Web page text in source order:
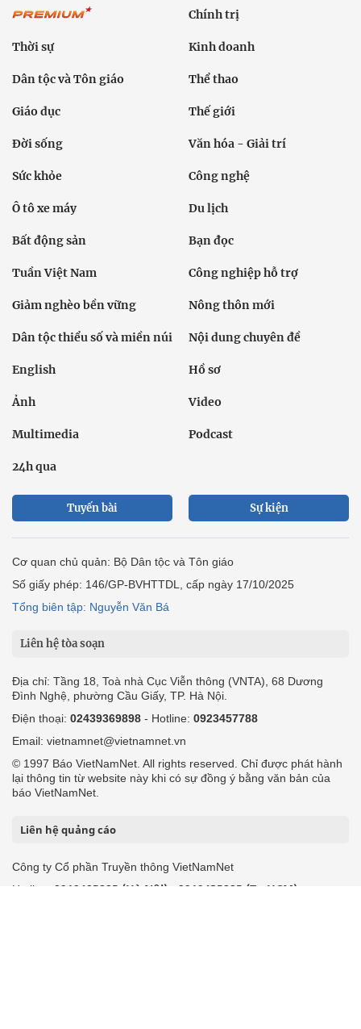
Chính trị
Thời sự Kinh doanh
Dân tộc và Tôn giáo Thể thao
Giáo dục Thế giới
Đời sống Văn hóa - Giải trí
Sức khỏe Công nghệ
Ô tô xe máy Du lịch
Bất động sản Bạn đọc
Tuần Việt Nam Công nghiệp hỗ trợ
Giảm nghèo bền vững Nông thôn mới
Dân tộc thiểu số và miền núi Nội dung chuyên đề
English Hồ sơ
Ảnh Video
Multimedia Podcast
24h qua
Tuyến bài Sự kiện
Cơ quan chủ quản: Bộ Dân tộc và Tôn giáo
Số giấy phép: 146/GP-BVHTTDL, cấp ngày 17/10/2025
Tổng biên tập: Nguyễn Văn Bá
Liên hệ tòa soạn
Địa chỉ: Tầng 18, Toà nhà Cục Viễn thông (VNTA), 68 Dương
Đình Nghệ, phường Cầu Giấy, TP. Hà Nội.
Điện thoại: 02439369898 - Hotline: 0923457788
Email: vietnamnet@vietnamnet.vn
© 1997 Báo VietNamNet. All rights reserved. Chỉ được phát hành
lại thông tin từ website này khi có sự đồng ý bằng văn bản của
báo VietNamNet.
Liên hệ quảng cáo
Công ty Cổ phần Truyền thông VietNamNet
Hotline: 0919405885 (Hà Nội) 0919435885 (Tp.HCM)